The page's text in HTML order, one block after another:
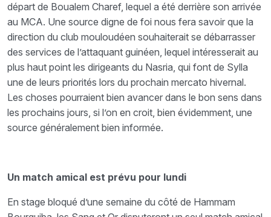
départ de Boualem Charef, lequel a été derrière son arrivée
au MCA. Une source digne de foi nous fera savoir que la
direction du club mouloudéen souhaiterait se débarrasser
des services de l’attaquant guinéen, lequel intéresserait au
plus haut point les dirigeants du Nasria, qui font de Sylla
une de leurs priorités lors du prochain mercato hivernal.
Les choses pourraient bien avancer dans le bon sens dans
les prochains jours, si l’on en croit, bien évidemment, une
source généralement bien informée.
Un match amical est prévu pour lundi
En stage bloqué d’une semaine du côté de Hammam